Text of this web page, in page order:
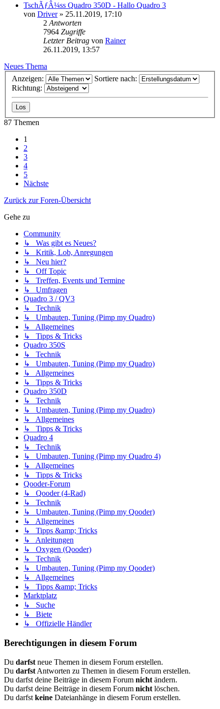
TschÃƒÂ¼ss Quadro 350D - Hallo Quadro 3
von Driver» 25.11.2019, 17:10
2 Antworten
7964 Zugriffe
Letzter Beitrag von Rainer
26.11.2019, 13:57
Neues Thema
Anzeigen:
Sortiere nach:
Richtung:
87 Themen
1
2
3
4
5
Nächste
Zurück zur Foren-Übersicht
Gehe zu
Community
↳ Was gibt es Neues?
↳ Kritik, Lob, Anregungen
↳ Neu hier?
↳ Off Topic
↳ Treffen, Events und Termine
↳ Umfragen
Quadro 3 / QV3
↳ Technik
↳ Umbauten, Tuning (Pimp my Quadro)
↳ Allgemeines
↳ Tipps & Tricks
Quadro 350S
↳ Technik
↳ Umbauten, Tuning (Pimp my Quadro)
↳ Allgemeines
↳ Tipps & Tricks
Quadro 350D
↳ Technik
↳ Umbauten, Tuning (Pimp my Quadro)
↳ Allgemeines
↳ Tipps & Tricks
Quadro 4
↳ Technik
↳ Umbauten, Tuning (Pimp my Quadro 4)
↳ Allgemeines
↳ Tipps & Tricks
Qooder-Forum
↳ Qooder (4-Rad)
↳ Technik
↳ Umbauten, Tuning (Pimp my Qooder)
↳ Allgemeines
↳ Tipps &amp; Tricks
↳ Anleitungen
↳ Oxygen (Qooder)
↳ Technik
↳ Umbauten, Tuning (Pimp my Qooder)
↳ Allgemeines
↳ Tipps &amp; Tricks
Marktplatz
↳ Suche
↳ Biete
↳ Offizielle Händler
Berechtigungen in diesem Forum
Du darfst neue Themen in diesem Forum erstellen.
Du darfst Antworten zu Themen in diesem Forum erstellen.
Du darfst deine Beiträge in diesem Forum nicht ändern.
Du darfst deine Beiträge in diesem Forum nicht löschen.
Du darfst keine Dateianhänge in diesem Forum erstellen.